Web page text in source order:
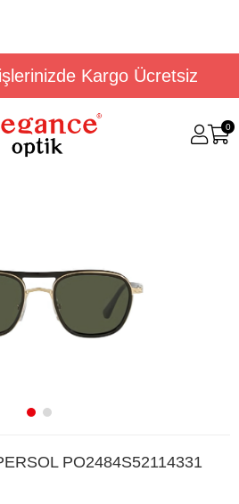
Kargo Ücretsiz
0
PO2484S52114331